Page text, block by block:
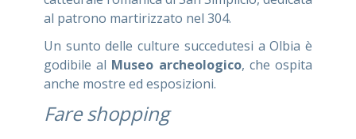
al patrono martirizzato nel 304.
Un sunto delle culture succedutesi a Olbia è
godibile al Museo archeologico, che ospita
anche mostre ed esposizioni.
Fare shopping